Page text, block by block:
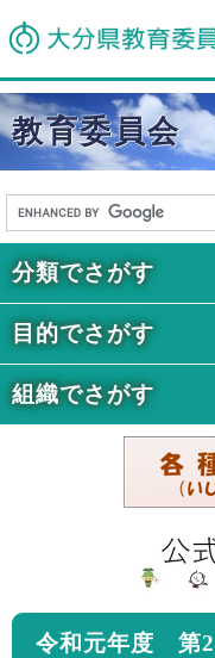
教育委員会
令和元年度 第
分類でさがす
目的でさがす
組織でさがす